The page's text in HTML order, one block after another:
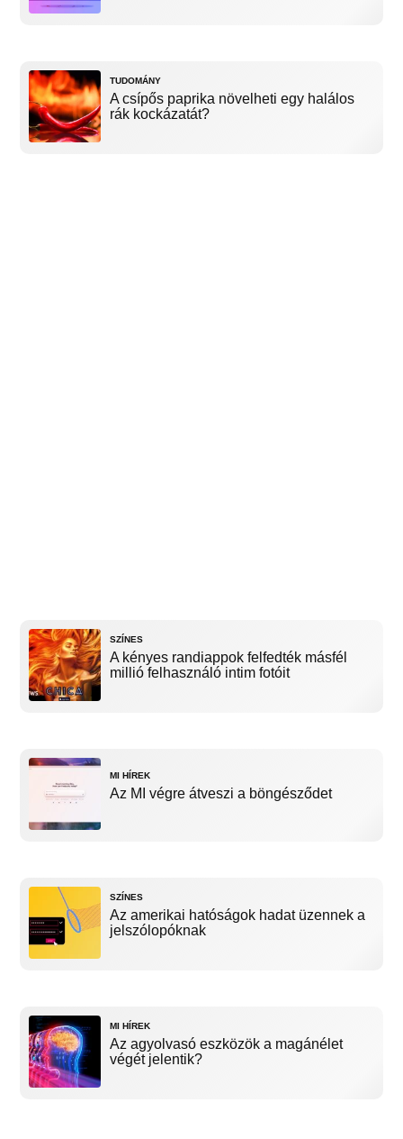
TUDOMÁNY
A csípős paprika növelheti egy halálos
rák kockázatát?
SZÍNES
A kényes randiappok felfedték másfél
millió felhasználó intim fotóit
MI HÍREK
Az MI végre átveszi a böngésződet
SZÍNES
Az amerikai hatóságok hadat üzennek a
jelszólopóknak
MI HÍREK
Az agyolvasó eszközök a magánélet
végét jelentik?